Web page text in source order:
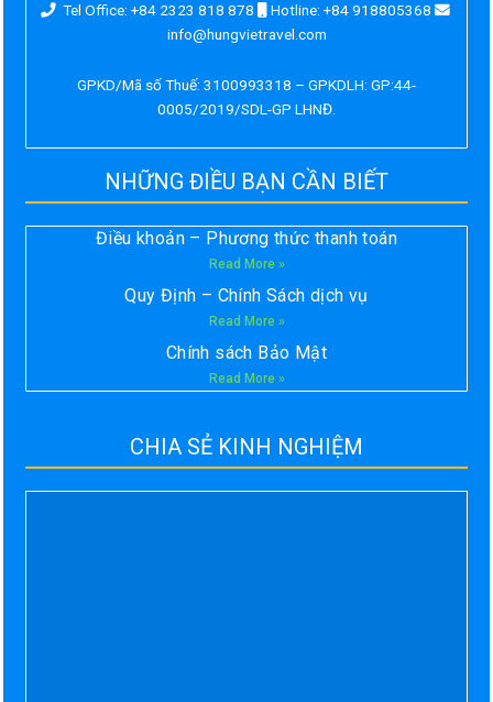
Tel Office: +84 2323 818 878
Hotline: +84 918805368
info@hungvietravel.com
GPKD/Mã số Thuế: 3100993318 – GPKDLH: GP:44-
0005/2019/SDL-GP LHNĐ.
NHỮNG ĐIỀU BẠN CẦN BIẾT
Điều khoản – Phương thức thanh toán
Read More »
Quy Định – Chính Sách dịch vụ
Read More »
Chính sách Bảo Mật
Read More »
CHIA SẺ KINH NGHIỆM